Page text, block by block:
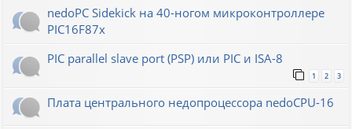
nedoPC Sidekick на 40-ногом микроконтроллере
PIC16F87x
PIC parallel slave port (PSP) или PIC и ISA-8
1 2 3
Плата центрального недопроцессора nedoCPU-16